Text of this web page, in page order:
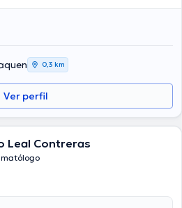
0,3 km
Ver perfil
Leal Contreras